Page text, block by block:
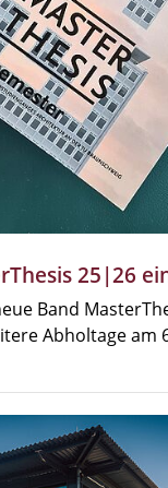
25|26
Band
Abholtage am